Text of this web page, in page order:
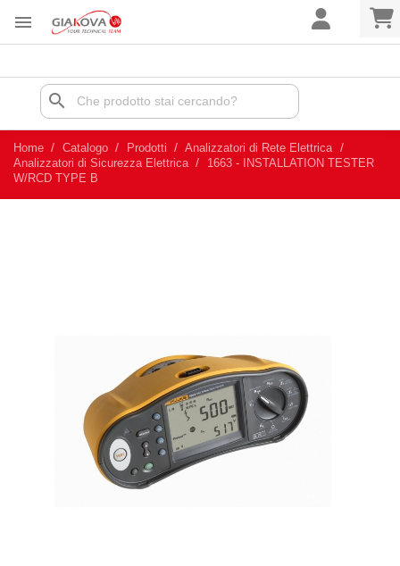

search
Home Catalogo Prodotti
Analizzatori di Rete Elettrica
Analizzatori di Sicurezza Elettrica
1663 - INSTALLATION TESTER
W/RCD TYPE B